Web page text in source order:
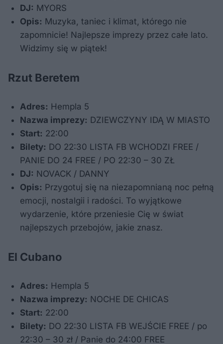
DJ: MYORS
Opis: Muzyka, taniec i klimat, którego nie
zapomnicie! Najlepsze imprezy przez całe lato.
Widzimy się w piątek!
Rzut Beretem
Adres: Hempla 5
Nazwa imprezy: DZIEWCZYNY IDĄ W MIASTO
Start: 22:00
Bilety: DO 22:30 LISTA FB WCHODZI FREE /
PANIE DO 24 FREE / PO 22:30 – 30 ZŁ
DJ: NOVACK / DANNY
Opis: Przygotuj się na niezapomnianą noc pełną
emocji, nostalgii i radości. To wyjątkowe
wydarzenie, które przeniesie Cię w świat
najlepszych przebojów, jakie znasz.
El Cubano
Adres: Hempla 5
Nazwa imprezy: NOCHE DE CHICAS
Start: 22:00
Bilety: DO 22:30 LISTA FB WEJŚCIE FREE / po
22:30 – 30 zł / Panie do 24:00 FREE